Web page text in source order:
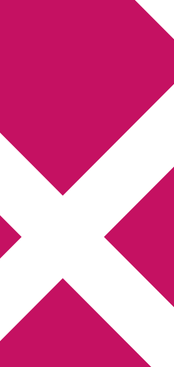
Författarfemman
Gästinlägg Bokbloggsjerka
You are here:Home Archives for
Vilseledd är